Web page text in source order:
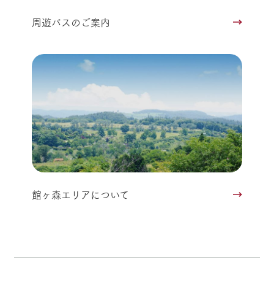
周遊バスのご案内
館ヶ森エリアについて